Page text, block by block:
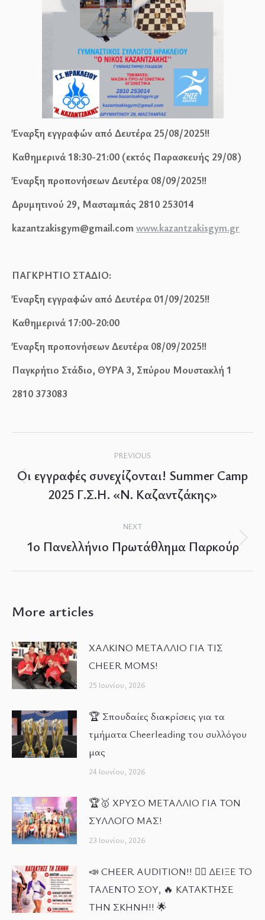
Έναρξη εγγραφών από Δευτέρα 25/08/2025!!
Καθημερινά 18:30-21:00 (εκτός Παρασκευής 29/08)
Έναρξη προπονήσεων Δευτέρα 08/09/2025!!
Δρυμητινού 29, Μασταμπάς 2810 253014
kazantzakisgym@gmail.com www.kazantzakisgym.gr
ΠΑΓΚΡΗΤΙΟ ΣΤΑΔΙΟ:
Έναρξη εγγραφών από Δευτέρα 01/09/2025!!
Καθημερινά 17:00-20:00
Έναρξη προπονήσεων Δευτέρα 08/09/2025!!
Παγκρήτιο Στάδιο, ΘΥΡΑ 3, Σπύρου Μουστακλή 1
2810 373083
navigation
PREVIOUS
Previous
post:
Οι εγγραφές συνεχίζονται! Summer Camp
2025 Γ.Σ.Η. «Ν. Καζαντζάκης»
NEXT
Next
1ο Πανελλήνιο Πρωτάθλημα Παρκούρ
More articles
ΧΑΛΚΙΝΟ ΜΕΤΑΛΛΙΟ ΓΙΑ ΤΙΣ
CHEER MOMS!
25 Ιουνίου, 2026
🏆 Σπουδαίες διακρίσεις για τα
τμήματα Cheerleading του συλλόγου
μας
24 Ιουνίου, 2026
🏆🥇 ΧΡΥΣΟ ΜΕΤΑΛΛΙΟ ΓΙΑ ΤΟΝ
ΣΥΛΛΟΓΟ ΜΑΣ!
23 Ιουνίου, 2026
📣 CHEER AUDITION!! 🤸‍♀️ ΔΕΙΞΕ ΤΟ
ΤΑΛΕΝΤΟ ΣΟΥ, 🔥 ΚΑΤΑΚΤΗΣΕ
ΤΗΝ ΣΚΗΝΗ!! 🌟